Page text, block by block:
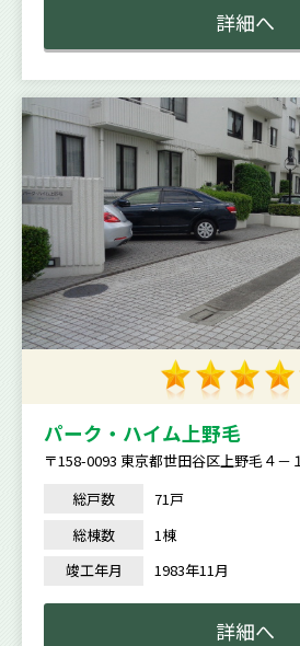
詳細へ
パーク・ハイム上野毛
〒158-0093 東京都世田谷区上野毛４－
総戸数
71戸
総棟数
1棟
竣工年月
1983年11月
詳細へ